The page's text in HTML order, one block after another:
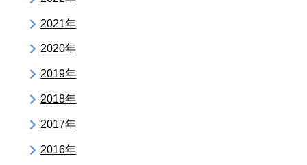
2021年
2020年
2019年
2018年
2017年
2016年